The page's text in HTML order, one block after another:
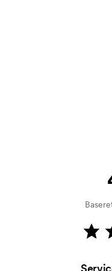
inden din
ikke ved en